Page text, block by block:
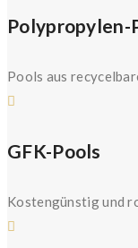
Polypropylen-
Pools aus
GFK-Pools
Kostengünstig und